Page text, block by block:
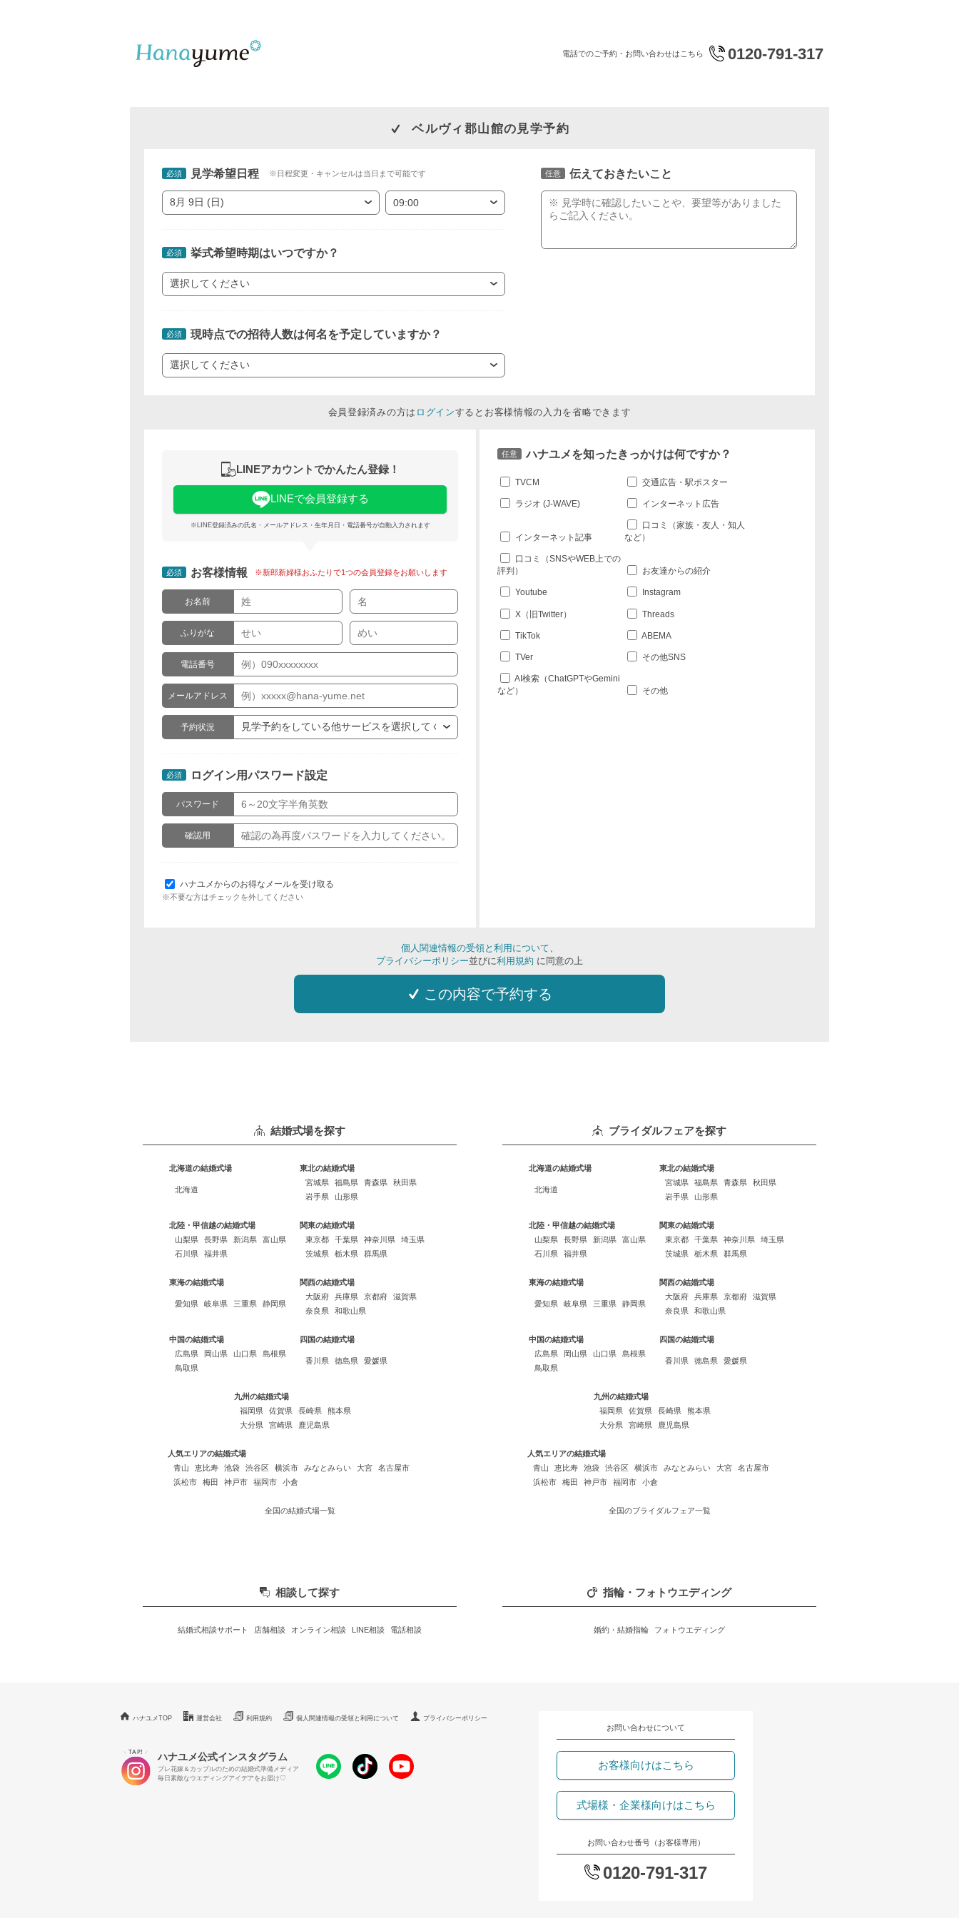
電話でのご予約・お問い合わせはこちら 0120-791-317
ベルヴィ郡山館の見学予約
必須 見学希望日程 ※日程変更・キャンセルは当日まで可能です
必須 挙式希望時期はいつですか？
必須 現時点での招待人数は何名を予定していますか？
任意 伝えておきたいこと
会員登録済みの方は ログインするとお客様情報の入力を省略できます
LINEアカウントでかんたん登録！
LINEで会員登録する
※LINE登録済みの氏名・メールアドレス・生年月日・電話番号が自動入力されます
必須 お客様情報 ※新郎新婦様おふたりで1つの会員登録をお願いします
お名前
ふりがな
電話番号
メールアドレス
予約状況
必須 ログイン用パスワード設定
パスワード
確認用
ハナユメからのお得なメールを受け取る
※不要な方はチェックを外してください
任意 ハナユメを知ったきっかけは何ですか？
TVCM 交通広告・駅ポスター
ラジオ (J-WAVE) インターネット広告
インターネット記事
口コミ（家族・友人・知人
など）
口コミ（SNSやWEB上での
評判）
お友達からの紹介
Youtube Instagram
X（旧Twitter） Threads
TikTok ABEMA
TVer その他SNS
AI検索（ChatGPTやGemini
など）
その他
個人関連情報の受領と利用について、
プライバシーポリシー並びに利用規約 に同意の上
この内容で予約する
結婚式場を探す
北海道の結婚式場
北海道
東北の結婚式場
宮城県
福島県 青森県
秋田県
岩手県
山形県
北陸・甲信越の結婚式場
山梨県
長野県 新潟県
富山県
石川県
福井県
関東の結婚式場
東京都
千葉県 神奈川県
埼玉県
茨城県
栃木県 群馬県
東海の結婚式場
愛知県 岐阜県 三重県 静岡県
関西の結婚式場
大阪府
兵庫県 京都府
滋賀県
奈良県
和歌山県
中国の結婚式場
広島県
岡山県 山口県
島根県
鳥取県
四国の結婚式場
香川県 徳島県 愛媛県
九州の結婚式場
福岡県
佐賀県 長崎県
熊本県
大分県
宮崎県 鹿児島県
人気エリアの結婚式場
青山
恵比寿 池袋 渋谷区 横浜市 みなとみらい 大宮
名古屋市
浜松市
梅田 神戸市 福岡市 小倉
全国の結婚式場一覧
ブライダルフェアを探す
北海道の結婚式場
北海道
東北の結婚式場
宮城県
福島県 青森県
秋田県
岩手県
山形県
北陸・甲信越の結婚式場
山梨県
長野県 新潟県
富山県
石川県
福井県
関東の結婚式場
東京都
千葉県 神奈川県
埼玉県
茨城県
栃木県 群馬県
東海の結婚式場
愛知県 岐阜県 三重県 静岡県
関西の結婚式場
大阪府
兵庫県 京都府
滋賀県
奈良県
和歌山県
中国の結婚式場
広島県
岡山県 山口県
島根県
鳥取県
四国の結婚式場
香川県 徳島県 愛媛県
九州の結婚式場
福岡県
佐賀県 長崎県
熊本県
大分県
宮崎県 鹿児島県
人気エリアの結婚式場
青山
恵比寿 池袋 渋谷区 横浜市 みなとみらい 大宮
名古屋市
浜松市
梅田 神戸市 福岡市 小倉
全国のブライダルフェア一覧
相談して探す
結婚式相談サポート 店舗相談 オンライン相談 LINE相談 電話相談
指輪・フォトウエディング
婚約・結婚指輪 フォトウエディング
ハナユメTOP 運営会社 利用規約 個人関連情報の受領と利用について プライバシーポリシー
＼ TAP! ／ ハナユメ公式インスタグラム
プレ花嫁＆カップルのための結婚式準備メディア
毎日素敵なウエディングアイデアをお届け♡
お問い合わせについて
お客様向けはこちら
式場様・企業様向けはこちら
お問い合わせ番号（お客様専用）
0120-791-317